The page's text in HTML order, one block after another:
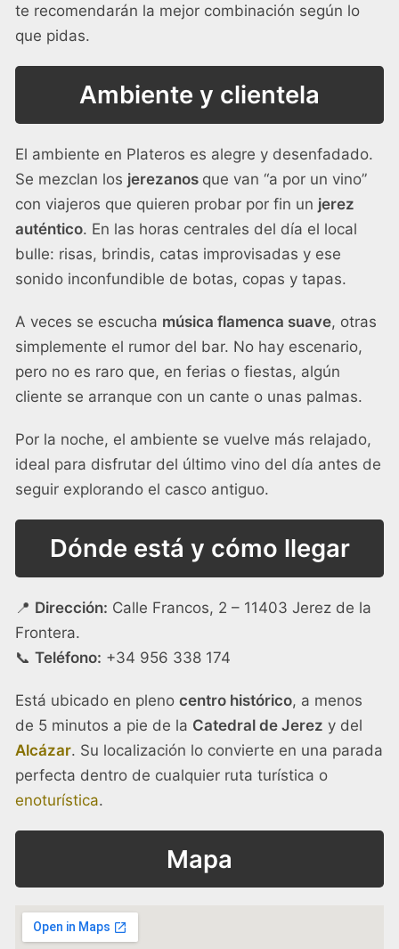
te recomendarán la mejor combinación según lo
que pidas.
Ambiente y clientela
El ambiente en Plateros es alegre y desenfadado.
Se mezclan los jerezanos que van “a por un vino”
con viajeros que quieren probar por fin un jerez
auténtico. En las horas centrales del día el local
bulle: risas, brindis, catas improvisadas y ese
sonido inconfundible de botas, copas y tapas.
A veces se escucha música flamenca suave, otras
simplemente el rumor del bar. No hay escenario,
pero no es raro que, en ferias o fiestas, algún
cliente se arranque con un cante o unas palmas.
Por la noche, el ambiente se vuelve más relajado,
ideal para disfrutar del último vino del día antes de
seguir explorando el casco antiguo.
Dónde está y cómo llegar
📍 Dirección: Calle Francos, 2 – 11403 Jerez de la
Frontera.
📞 Teléfono: +34 956 338 174
Está ubicado en pleno centro histórico, a menos
de 5 minutos a pie de la Catedral de Jerez y del
Alcázar. Su localización lo convierte en una parada
perfecta dentro de cualquier ruta turística o
enoturística.
Mapa